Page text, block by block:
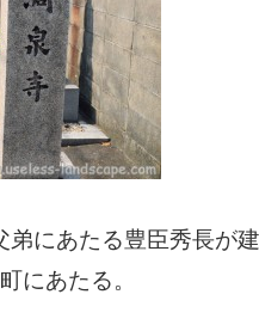
にあたる豊臣秀長が
にあたる。